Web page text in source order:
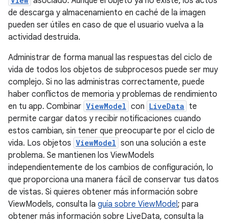
de descarga y almacenamiento en caché de la imagen
pueden ser útiles en caso de que el usuario vuelva a la
actividad destruida.
Administrar de forma manual las respuestas del ciclo de
vida de todos los objetos de subprocesos puede ser muy
complejo. Si no las administras correctamente, puede
haber conflictos de memoria y problemas de rendimiento
en tu app. Combinar ViewModel con LiveData te
permite cargar datos y recibir notificaciones cuando
estos cambian, sin tener que preocuparte por el ciclo de
vida. Los objetos ViewModel son una solución a este
problema. Se mantienen los ViewModels
independientemente de los cambios de configuración, lo
que proporciona una manera fácil de conservar tus datos
de vistas. Si quieres obtener más información sobre
ViewModels, consulta la guía sobre ViewModel; para
obtener más información sobre LiveData, consulta la